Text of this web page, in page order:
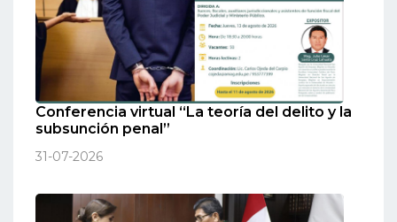
Conferencia virtual “La teoría del delito y la
subsunción penal”
31-07-2026